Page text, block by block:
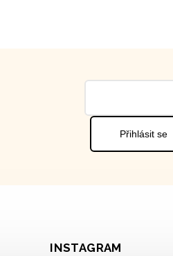
Přihlásit se
INSTAGRAM